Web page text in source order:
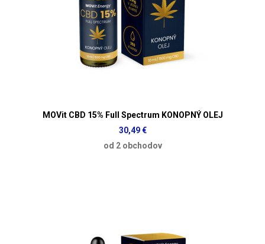
MOVit CBD 15% Full Spectrum KONOPNÝ OLEJ
30,49 €
od 2 obchodov